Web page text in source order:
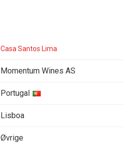
Casa Santos Lima
Momentum Wines AS
Portugal
Lisboa
Øvrige